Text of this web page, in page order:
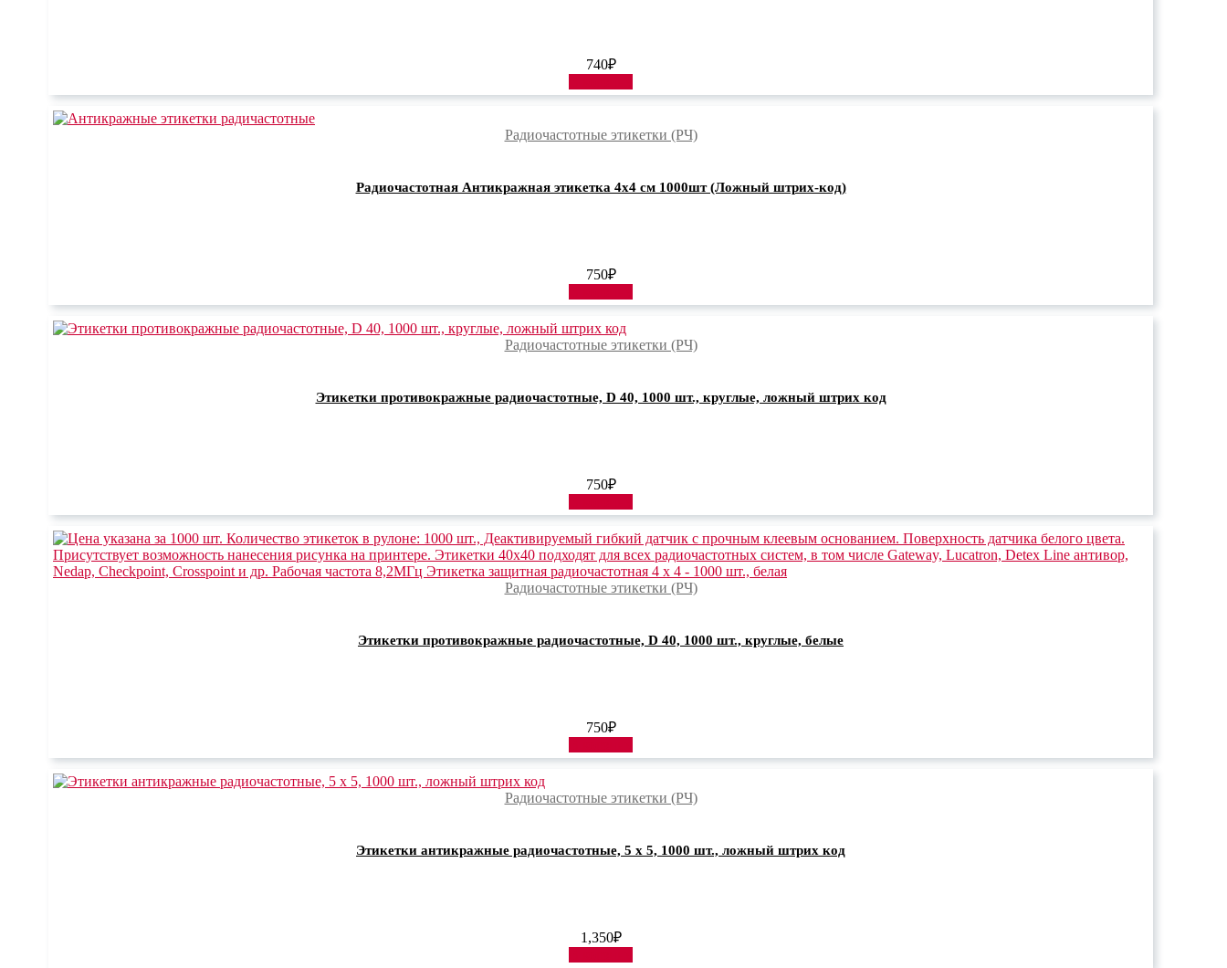
740₽
Радиочастотные этикетки (РЧ)
Радиочастотная Антикражная этикетка 4х4 см 1000шт (Ложный штрих-код)
750₽
Радиочастотные этикетки (РЧ)
Этикетки противокражные радиочастотные, D 40, 1000 шт., круглые, ложный штрих код
750₽
Радиочастотные этикетки (РЧ)
Этикетки противокражные радиочастотные, D 40, 1000 шт., круглые, белые
750₽
Радиочастотные этикетки (РЧ)
Этикетки антикражные радиочастотные, 5 х 5, 1000 шт., ложный штрих код
1,350₽